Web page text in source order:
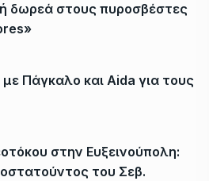
δωρεά στους πυροσβέστες
Πάγκαλο και Aida για τους
στην Ευξεινούπολη:
του Σεβ.